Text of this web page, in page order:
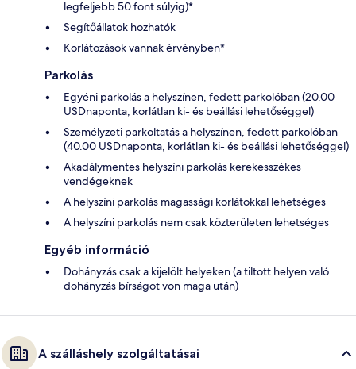
legfeljebb 50 font súlyig)*
Segítőállatok hozhatók
Korlátozások vannak érvényben*
Parkolás
Egyéni parkolás a helyszínen, fedett parkolóban (20.00
USDnaponta, korlátlan ki- és beállási lehetőséggel)
Személyzeti parkoltatás a helyszínen, fedett parkolóban
(40.00 USDnaponta, korlátlan ki- és beállási lehetőséggel)
Akadálymentes helyszíni parkolás kerekesszékes
vendégeknek
A helyszíni parkolás magassági korlátokkal lehetséges
A helyszíni parkolás nem csak közterületen lehetséges
Egyéb információ
Dohányzás csak a kijelölt helyeken (a tiltott helyen való
dohányzás bírságot von maga után)
A szálláshely szolgáltatásai